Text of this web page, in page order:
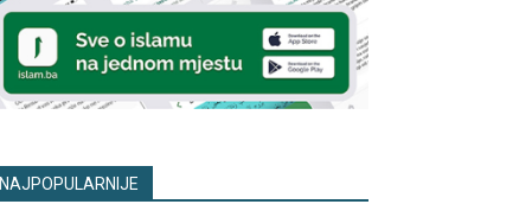
NAJPOPULARNIJE